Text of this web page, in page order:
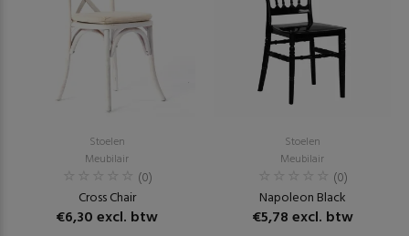
Stoelen
Meubilair
(0)
Cross Chair
€6,30 excl. btw
Stoelen
Meubilair
(0)
Napoleon Black
€5,78 excl. btw